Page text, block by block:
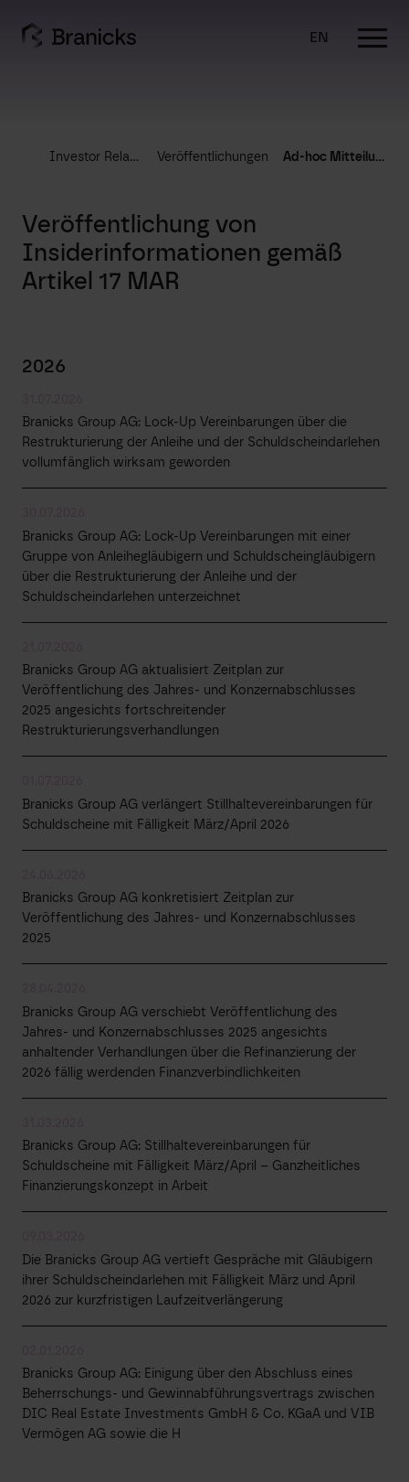
content
EN
Investor Relations Veröffentlichungen Ad-hoc Mitteilungen
Veröffentlichung von
Insiderinformationen gemäß
Artikel 17 MAR
2026
Branicks Group AG: Lock-Up Vereinbarungen über die
Restrukturierung der Anleihe und der Schuldscheindarlehen
vollumfänglich wirksam geworden
Branicks Group AG: Lock-Up Vereinbarungen mit einer
Gruppe von Anleihegläubigern und Schuldscheingläubigern
über die Restrukturierung der Anleihe und der
Schuldscheindarlehen unterzeichnet
Branicks Group AG aktualisiert Zeitplan zur
Veröffentlichung des Jahres- und Konzernabschlusses
2025 angesichts fortschreitender
Restrukturierungsverhandlungen
Branicks Group AG verlängert Stillhaltevereinbarungen für
Schuldscheine mit Fälligkeit März/April 2026
Branicks Group AG konkretisiert Zeitplan zur
Veröffentlichung des Jahres- und Konzernabschlusses
2025
Branicks Group AG verschiebt Veröffentlichung des
Jahres- und Konzernabschlusses 2025 angesichts
anhaltender Verhandlungen über die Refinanzierung der
2026 fällig werdenden Finanzverbindlichkeiten
Branicks Group AG: Stillhaltevereinbarungen für
Schuldscheine mit Fälligkeit März/April – Ganzheitliches
Finanzierungskonzept in Arbeit
Die Branicks Group AG vertieft Gespräche mit Gläubigern
ihrer Schuldscheindarlehen mit Fälligkeit März und April
2026 zur kurzfristigen Laufzeitverlängerung
Branicks Group AG: Einigung über den Abschluss eines
Beherrschungs- und Gewinnabführungsvertrags zwischen
DIC Real Estate Investments GmbH & Co. KGaA und VIB
Vermögen AG sowie die H